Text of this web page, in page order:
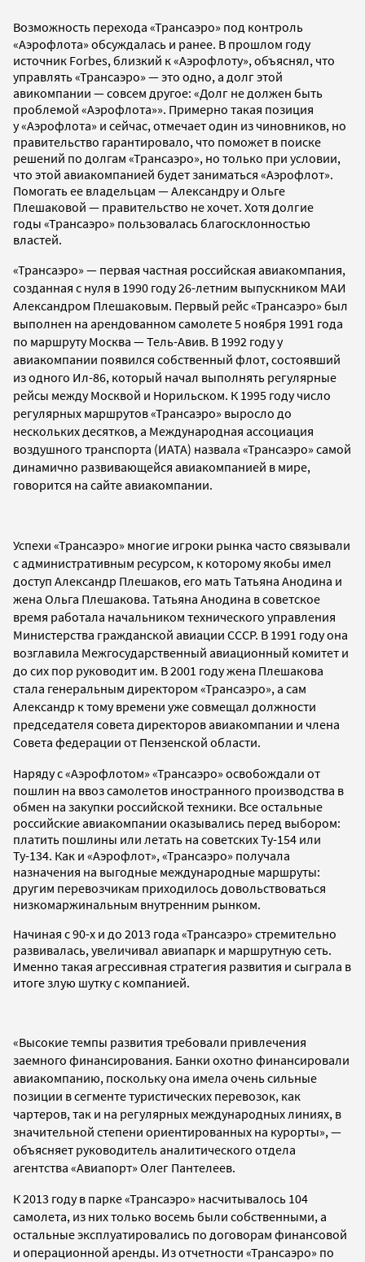
Возможность перехода «Трансаэро» под контроль
«Аэрофлота» обсуждалась и ранее. В прошлом году
источник Forbes, близкий к «Аэрофлоту», объяснял, что
управлять «Трансаэро» — это одно, а долг этой
авикомпании — совсем другое: «Долг не должен быть
проблемой «Аэрофлота»». Примерно такая позиция
у «Аэрофлота» и сейчас, отмечает один из чиновников, но
правительство гарантировало, что поможет в поиске
решений по долгам «Трансаэро», но только при условии,
что этой авиакомпанией будет заниматься «Аэрофлот».
Помогать ее владельцам — Александру и Ольге
Плешаковой — правительство не хочет. Хотя долгие
годы «Трансаэро» пользовалась благосклонностью
властей.
«Трансаэро» — первая частная российская авиакомпания,
созданная с нуля в 1990 году 26-летним выпускником МАИ
Александром Плешаковым. Первый рейс «Трансаэро» был
выполнен на арендованном самолете 5 ноября 1991 года
по маршруту Москва — Тель-Авив. В 1992 году у
авиакомпании появился собственный флот, состоявший
из одного Ил-86, который начал выполнять регулярные
рейсы между Москвой и Норильском. К 1995 году число
регулярных маршрутов «Трансаэро» выросло до
нескольких десятков, а Международная ассоциация
воздушного транспорта (ИАТА) назвала «Трансаэро» самой
динамично развивающейся авиакомпанией в мире,
говорится на сайте авиакомпании.
Успехи «Трансаэро» многие игроки рынка часто связывали
с административным ресурсом, к которому якобы имел
доступ Александр Плешаков, его мать Татьяна Анодина и
жена Ольга Плешакова. Татьяна Анодина в советское
время работала начальником технического управления
Министерства гражданской авиации СССР. В 1991 году она
возглавила Межгосударственный авиационный комитет и
до сих пор руководит им. В 2001 году жена Плешакова
стала генеральным директором «Трансаэро», а сам
Александр к тому времени уже совмещал должности
председателя совета директоров авиакомпании и члена
Совета федерации от Пензенской области.
Наряду с«Аэрофлотом» «Трансаэро» освобождали от
пошлин на ввоз самолетов иностранного производства в
обмен на закупки российской техники. Все остальные
российские авиакомпании оказывались перед выбором:
платить пошлины или летать на советских Ту-154 или
Ту-134. Как и «Аэрофлот», «Трансаэро» получала
назначения на выгодные международные маршруты:
другим перевозчикам приходилось довольствоваться
низкомаржинальным внутренним рынком.
Начиная с 90-x и до 2013 года «Трансаэро» стремительно
развивалась, увеличивал авиапарк и маршрутную сеть.
Именно такая агрессивная стратегия развития и сыграла в
итоге злую шутку с компанией.
«Высокие темпы развития требовали привлечения
заемного финансирования. Банки охотно финансировали
авиакомпанию, поскольку она имела очень сильные
позиции в сегменте туристических перевозок, как
чартеров, так и на регулярных международных линиях, в
значительной степени ориентированных на курорты», —
объясняет руководитель аналитического отдела
агентства «Авиапорт» Олег Пантелеев.
К 2013 году в парке «Трансаэро» насчитывалось 104
самолета, из них только восемь были собственными, а
остальные эксплуатировались по договорам финансовой
и операционной аренды. Из отчетности «Трансаэро» по